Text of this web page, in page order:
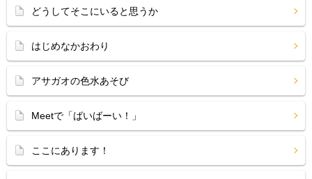
どうしてそこにいると思うか
はじめなかおわり
アサガオの色水あそび
Meetで「ばいばーい！」
ここにあります！